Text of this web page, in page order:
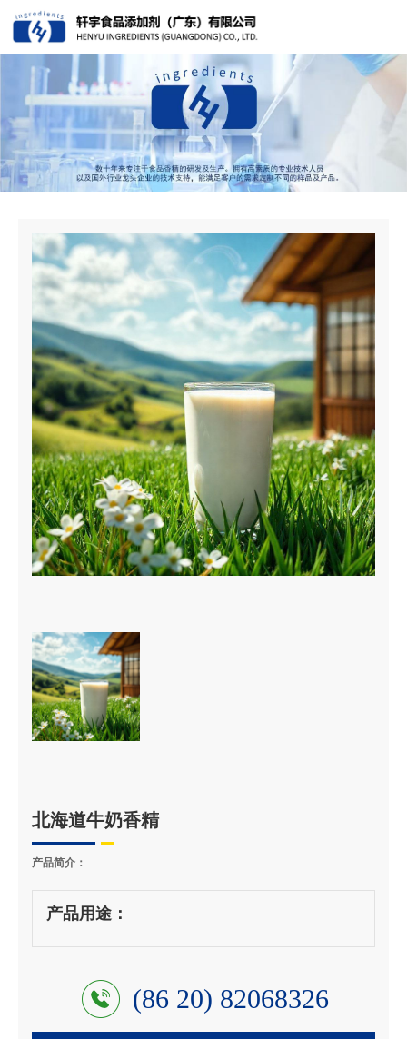
北海道牛奶香精
产品简介：
产品用途：
(86 20) 82068326